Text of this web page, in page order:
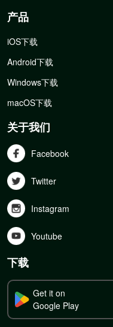
产品
iOS下载
Android下载
Windows下载
macOS下载
关于我们
Facebook
Twitter
Instagram
Youtube
下载
Get it on
Google Play